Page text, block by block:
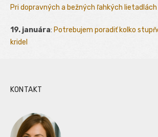
Pri dopravných a bežných ľahkých
19. januára: Potrebujem poradiť kolko
kridel
KONTAKT